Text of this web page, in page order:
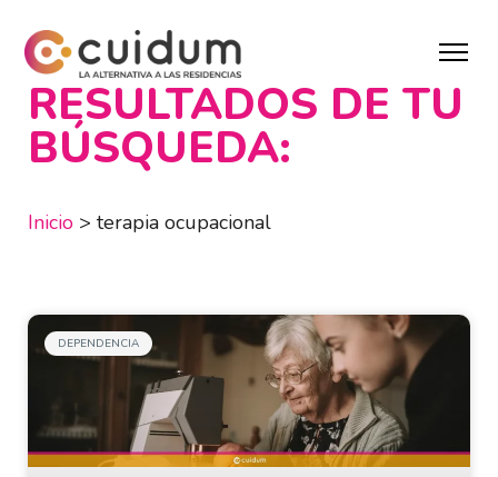
RESULTADOS DE TU
BÚSQUEDA:
Inicio > terapia ocupacional
DEPENDENCIA